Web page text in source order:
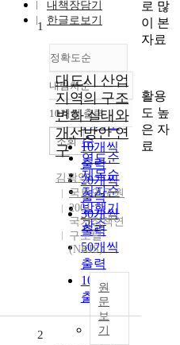
내책장담기
한글로보기
정확도순
정확도
순
인기도
순
연도순
제목순
저자순
발행기
관순
내림차순
내림차순
10개씩 출력
10개씩
출력
20개씩
출력
30개씩
출력
50개씩
출력
100개씩
출력
조회
1
대도시 산업
지역의 구조
변화 실태와
개선방안 연
구
김광익
국토연구원
2001
국가정책연
구포털
(NKIS)
원
문
보
기
2
로 많
이 본
자료
활용
도 높
은 자
료